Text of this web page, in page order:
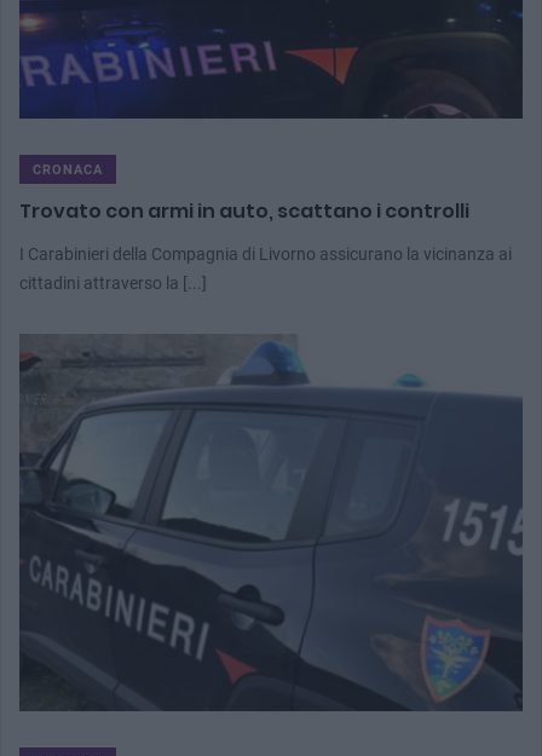
CRONACA
Trovato con armi in auto, scattano i controlli
I Carabinieri della Compagnia di Livorno assicurano la vicinanza ai
cittadini attraverso la [...]